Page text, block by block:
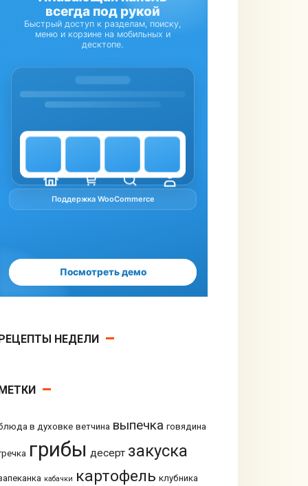
НЕДЕЛИ
в духовке ветчина выпечка говядина
грибы десерт закуска
кабачки картофель клубника